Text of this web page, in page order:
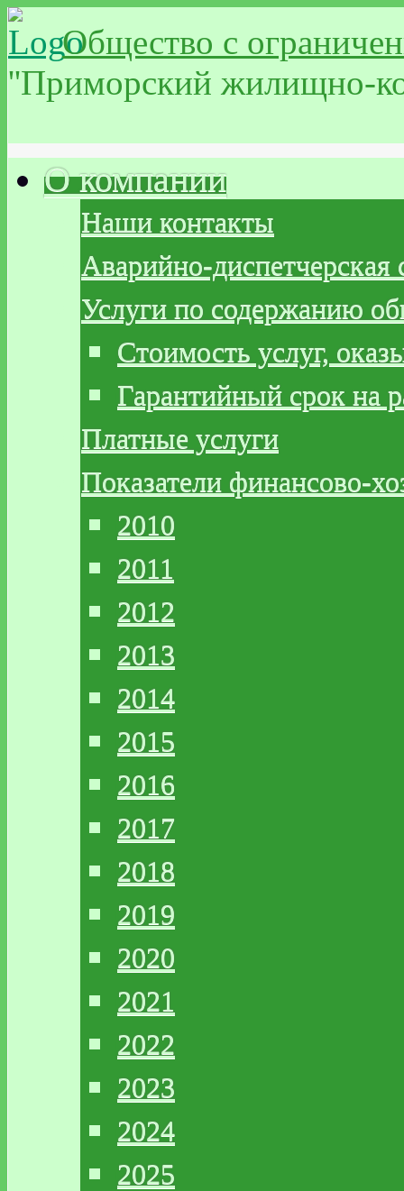
Общество с
''Приморский жилищно-
О компании
Наши контакты
Аварийно-диспетчерская
Услуги по содержанию
Стоимость услуг,
Гарантийный срок на
Платные услуги
Показатели финансово-
2010
2011
2012
2013
2014
2015
2016
2017
2018
2019
2020
2021
2022
2023
2024
2025